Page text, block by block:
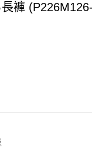
褲